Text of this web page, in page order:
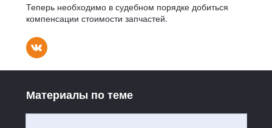
Теперь необходимо в судебном порядке добиться
компенсации стоимости запчастей.
Материалы по теме